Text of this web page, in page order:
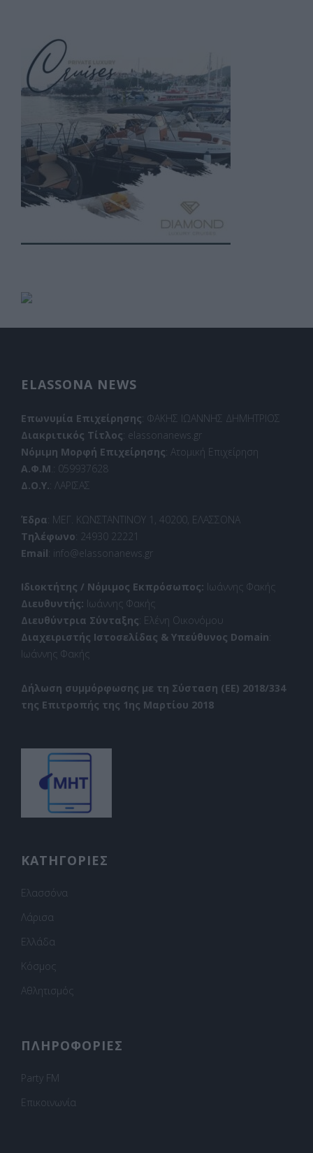
ELASSONA NEWS
Επωνυμία Επιχείρησης: ΦΑΚΗΣ ΙΩΑΝΝΗΣ ΔΗΜΗΤΡΙΟΣ
Διακριτικός Τίτλος: elassonanews.gr
Νόμιμη Μορφή Επιχείρησης: Ατομική Επιχείρηση
Α.Φ.Μ.: 059937628
Δ.Ο.Υ.: ΛΑΡΙΣΑΣ
Έδρα: ΜΕΓ. ΚΩΝΣΤΑΝΤΙΝΟΥ 1, 40200, ΕΛΑΣΣΟΝΑ
Τηλέφωνο: 24930 22221
Email: info@elassonanews.gr
Ιδιοκτήτης / Νόμιμος Εκπρόσωπος: Ιωάννης Φακής
Διευθυντής: Ιωάννης Φακής
Διευθύντρια Σύνταξης: Ελένη Οικονόμου
Διαχειριστής Ιστοσελίδας & Υπεύθυνος Domain:
Ιωάννης Φακής
Δήλωση συμμόρφωσης με τη Σύσταση (ΕΕ) 2018/334
της Επιτροπής της 1ης Μαρτίου 2018
ΚΑΤΗΓΟΡΙΕΣ
Ελασσόνα
Λάρισα
Ελλάδα
Κόσμος
Αθλητισμός
ΠΛΗΡΟΦΟΡΙΕΣ
Party FM
Επικοινωνία